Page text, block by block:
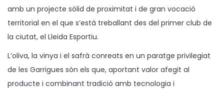
amb un projecte sòlid de proximitat i de gran vocació
territorial en el que s’està treballant des del primer club de
la ciutat, el Lleida Esportiu.
L’oliva, la vinya i el safrà conreats en un paratge privilegiat
de les Garrigues són els que, aportant valor afegit al
producte i combinant tradició amb tecnologia i